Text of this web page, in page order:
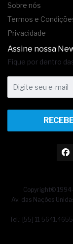
Sobre nós
Termos e
Privacidade
Assine nossa
Fique por dentro
Copyright©
Av. das Nações
Tel.: [55] 11